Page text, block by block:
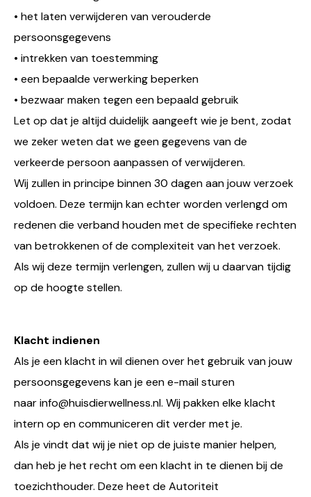
• het laten verwijderen van verouderde
persoonsgegevens
• intrekken van toestemming
• een bepaalde verwerking beperken
• bezwaar maken tegen een bepaald gebruik
Let op dat je altijd duidelijk aangeeft wie je bent, zodat
we zeker weten dat we geen gegevens van de
verkeerde persoon aanpassen of verwijderen.
Wij zullen in principe binnen 30 dagen aan jouw verzoek
voldoen. Deze termijn kan echter worden verlengd om
redenen die verband houden met de specifieke rechten
van betrokkenen of de complexiteit van het verzoek.
Als wij deze termijn verlengen, zullen wij u daarvan tijdig
op de hoogte stellen.
Klacht indienen
Als je een klacht in wil dienen over het gebruik van jouw
persoonsgegevens kan je een e-mail sturen
naar info@huisdierwellness.nl. Wij pakken elke klacht
intern op en communiceren dit verder met je.
Als je vindt dat wij je niet op de juiste manier helpen,
dan heb je het recht om een klacht in te dienen bij de
toezichthouder. Deze heet de Autoriteit